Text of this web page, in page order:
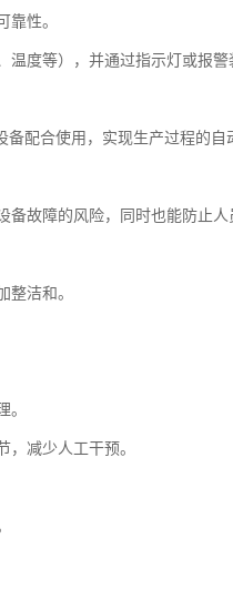
靠性。
温度等），并通过指示灯或报警
配合使用，实现生产过程的自
备故障的风险，同时也能防止人
洁和。
。
减少人工干预。